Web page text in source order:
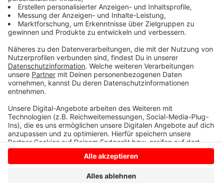
geht per E-Mail an: europe-direct@bocholt.de.
.
Anzeige
Anzeige